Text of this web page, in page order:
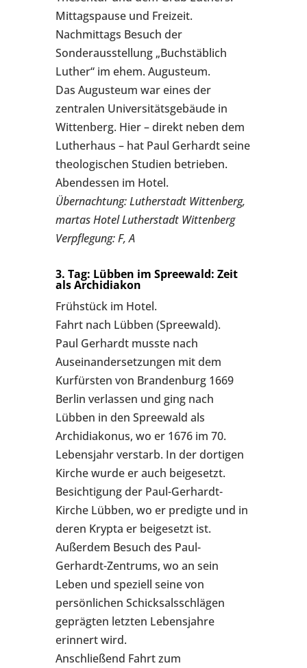
Mittagspause und Freizeit.
Nachmittags Besuch der
Sonderausstellung „Buchstäblich
Luther“ im ehem. Augusteum.
Das Augusteum war eines der
zentralen Universitätsgebäude in
Wittenberg. Hier – direkt neben dem
Lutherhaus – hat Paul Gerhardt seine
theologischen Studien betrieben.
Abendessen im Hotel.
Übernachtung: Lutherstadt Wittenberg,
martas Hotel Lutherstadt Wittenberg
Verpflegung: F, A
3. Tag: Lübben im Spreewald: Zeit
als Archidiakon
Frühstück im Hotel.
Fahrt nach Lübben (Spreewald).
Paul Gerhardt musste nach
Auseinandersetzungen mit dem
Kurfürsten von Brandenburg 1669
Berlin verlassen und ging nach
Lübben in den Spreewald als
Archidiakonus, wo er 1676 im 70.
Lebensjahr verstarb. In der dortigen
Kirche wurde er auch beigesetzt.
Besichtigung der Paul-Gerhardt-
Kirche Lübben, wo er predigte und in
deren Krypta er beigesetzt ist.
Außerdem Besuch des Paul-
Gerhardt-Zentrums, wo an sein
Leben und speziell seine von
persönlichen Schicksalsschlägen
geprägten letzten Lebensjahre
erinnert wird.
Anschließend Fahrt zum